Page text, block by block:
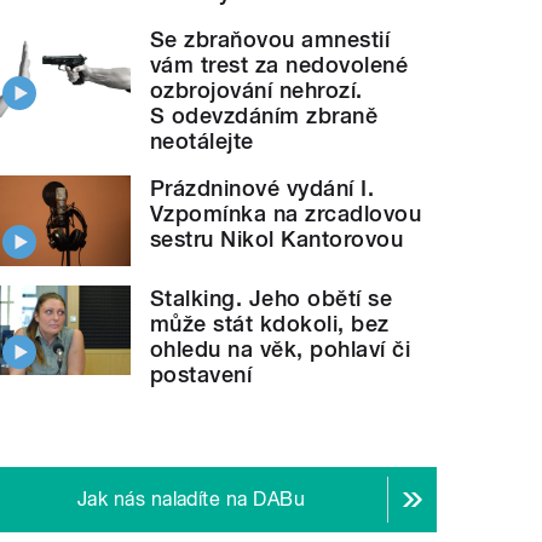
Se zbraňovou amnestií
vám trest za nedovolené
ozbrojování nehrozí.
S odevzdáním zbraně
neotálejte
Prázdninové vydání I.
Vzpomínka na zrcadlovou
sestru Nikol Kantorovou
Stalking. Jeho obětí se
může stát kdokoli, bez
ohledu na věk, pohlaví či
postavení
Jak nás naladíte na DABu